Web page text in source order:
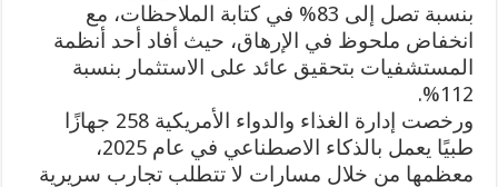
بنسبة تصل إلى 83% في كتابة الملاحظات، مع
انخفاض ملحوظ في الإرهاق، حيث أفاد أحد أنظمة
المستشفيات بتحقيق عائد على الاستثمار بنسبة
112%.
ورخصت إدارة الغذاء والدواء الأمريكية 258 جهازًا
طبيًا يعمل بالذكاء الاصطناعي في عام 2025،
معظمها من خلال مسارات لا تتطلب تجارب سريرية